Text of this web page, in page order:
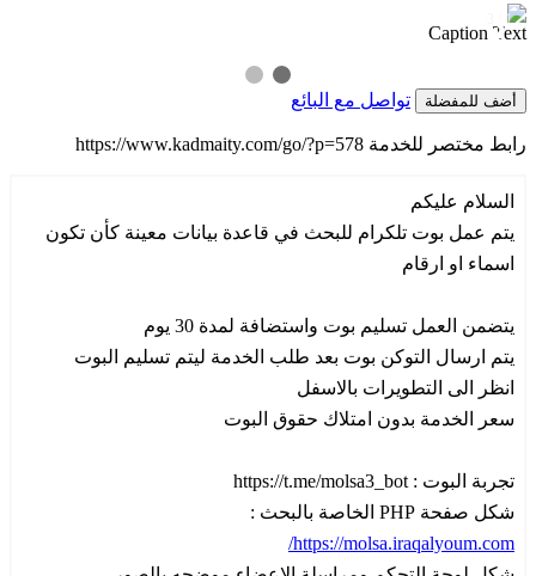
1 / 3
Caption Text
❮
أضف للمفضلة تواصل مع البائع
رابط مختصر للخدمة https://www.kadmaity.com/go/?p=578
السلام عليكم
يتم عمل بوت تلكرام للبحث في قاعدة بيانات معينة كأن تكون
اسماء او ارقام
يتضمن العمل تسليم بوت واستضافة لمدة 30 يوم
يتم ارسال التوكن بوت بعد طلب الخدمة ليتم تسليم البوت
انظر الى التطويرات بالاسفل
سعر الخدمة بدون امتلاك حقوق البوت
تجربة البوت : https://t.me/molsa3_bot
شكل صفحة PHP الخاصة بالبحث :
https://molsa.iraqalyoum.com/